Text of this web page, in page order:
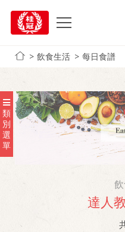
飲食生活 每日食譜
類
別
選
單
達人